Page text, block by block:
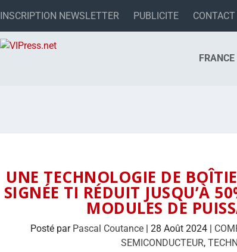
INSCRIPTION NEWSLETTER PUBLICITE CONTACT
FRANCE
UNE TECHNOLOGIE DE
SIGNÉE TI RÉDUIT JUSQU’À
MODULES DE
Posté par Pascal Coutance |28 Août 2024 |
SEMICONDUCTEUR,